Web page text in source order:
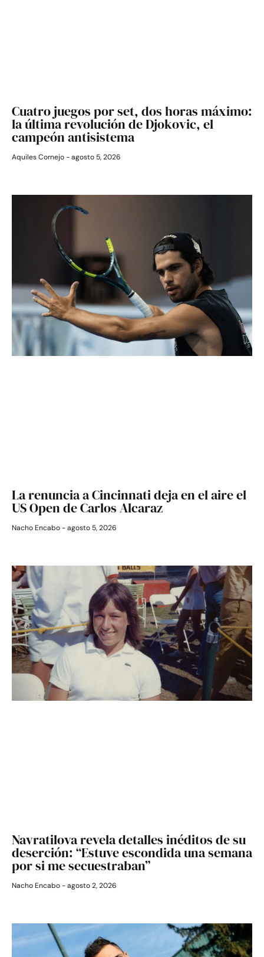
Cuatro juegos por set, dos horas máximo:
la última revolución de Djokovic, el
campeón antisistema
Aquiles Cornejo agosto 5, 2026
La renuncia a Cincinnati deja en el aire el
US Open de Carlos Alcaraz
Nacho Encabo agosto 5, 2026
Navratilova revela detalles inéditos de su
deserción: “Estuve escondida una semana
por si me secuestraban”
Nacho Encabo agosto 2, 2026